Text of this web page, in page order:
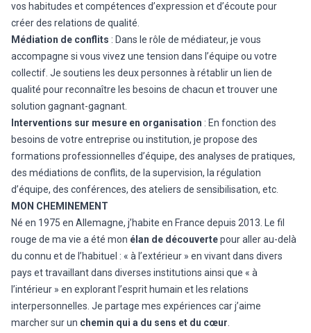
vos habitudes et compétences d’expression et d’écoute pour
créer des relations de qualité.
Médiation de conflits : Dans le rôle de médiateur, je vous
accompagne si vous vivez une tension dans l’équipe ou votre
collectif. Je soutiens les deux personnes à rétablir un lien de
qualité pour reconnaître les besoins de chacun et trouver une
solution gagnant-gagnant.
Interventions sur mesure en organisation : En fonction des
besoins de votre entreprise ou institution, je propose des
formations professionnelles d’équipe, des analyses de pratiques,
des médiations de conflits, de la supervision, la régulation
d’équipe, des conférences, des ateliers de sensibilisation, etc.
MON CHEMINEMENT
Né en 1975 en Allemagne, j’habite en France depuis 2013. Le fil
rouge de ma vie a été mon élan de découvertepour aller au-delà
du connu et de l’habituel : « à l’extérieur » en vivant dans divers
pays et travaillant dans diverses institutions ainsi que « à
l’intérieur » en explorant l’esprit humain et les relations
interpersonnelles. Je partage mes expériences car j’aime
marcher sur un chemin qui a du sens et du cœur.